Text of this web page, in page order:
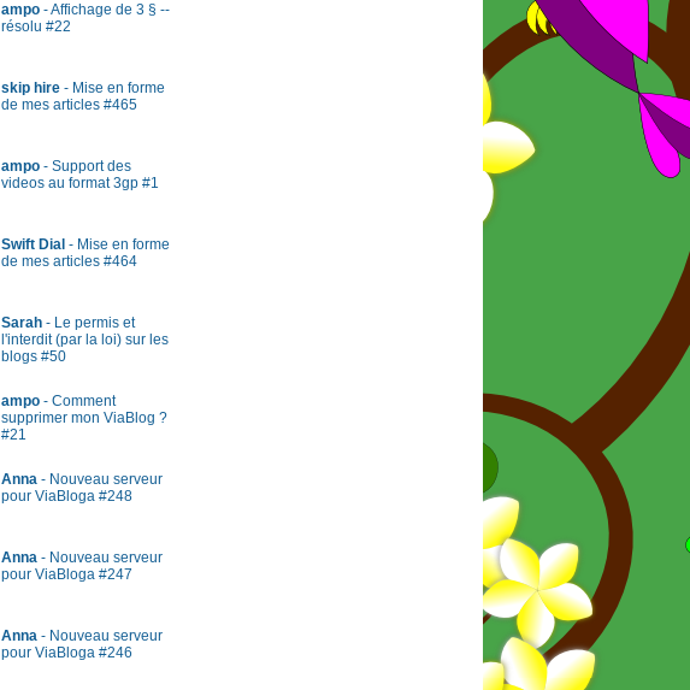
ampo - Affichage de 3 § --
résolu #22
skip hire - Mise en forme
de mes articles #465
ampo - Support des
videos au format 3gp #1
Swift Dial - Mise en forme
de mes articles #464
Sarah - Le permis et
l'interdit (par la loi) sur les
blogs #50
ampo - Comment
supprimer mon ViaBlog ?
#21
Anna - Nouveau serveur
pour ViaBloga #248
Anna - Nouveau serveur
pour ViaBloga #247
Anna - Nouveau serveur
pour ViaBloga #246